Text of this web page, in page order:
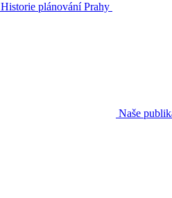
Historie plánování Prahy
Naše